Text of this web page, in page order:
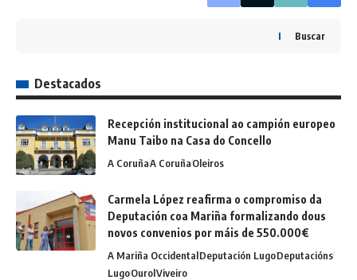
Buscar
Destacados
Recepción institucional ao campión europeo
Manu Taibo na Casa do Concello
A CoruñaA CoruñaOleiros
Carmela López reafirma o compromiso da
Deputación coa Mariña formalizando dous
novos convenios por máis de 550.000€
A Mariña OccidentalDeputación LugoDeputacións
LugoOurolViveiro